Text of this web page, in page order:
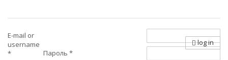
E-mail or
username
*
Пароль *
log in